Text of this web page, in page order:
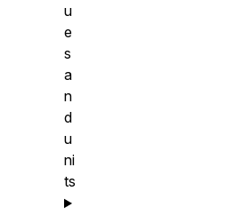
u
e
s
a
n
d
u
ni
ts